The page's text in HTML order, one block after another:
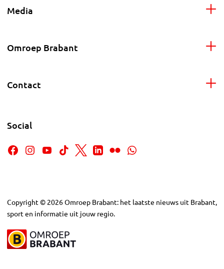
Media
Omroep Brabant
Contact
Social
Copyright © 2026Omroep Brabant: het laatste nieuws uit Brabant,
sport en informatie uit jouw regio.